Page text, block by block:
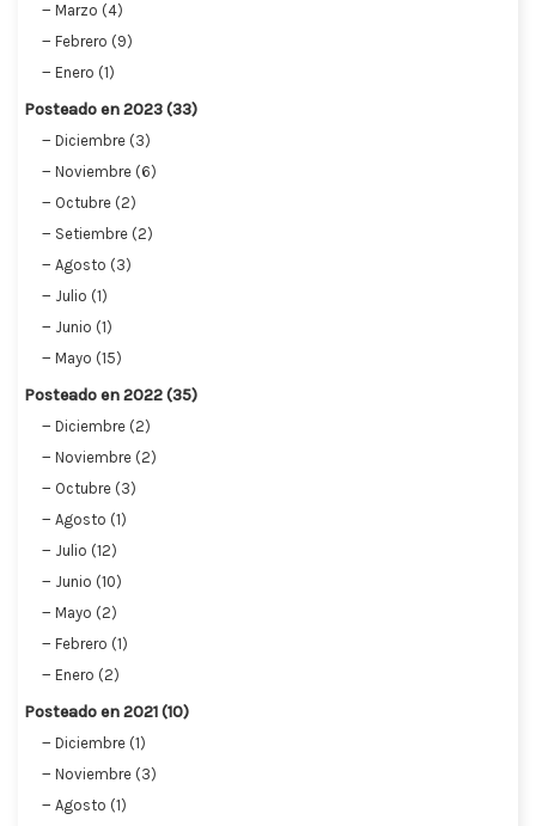
Marzo (4)
Febrero (9)
Enero (1)
Posteado en 2023 (33)
Diciembre (3)
Noviembre (6)
Octubre (2)
Setiembre (2)
Agosto (3)
Julio (1)
Junio (1)
Mayo (15)
Posteado en 2022 (35)
Diciembre (2)
Noviembre (2)
Octubre (3)
Agosto (1)
Julio (12)
Junio (10)
Mayo (2)
Febrero (1)
Enero (2)
Posteado en 2021 (10)
Diciembre (1)
Noviembre (3)
Agosto (1)